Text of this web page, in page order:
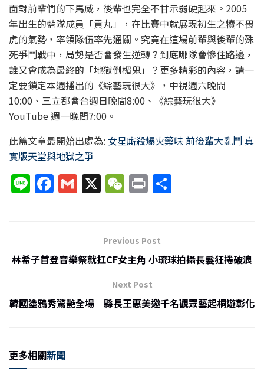
面對前輩們的下馬威，後輩也完全不甘示弱硬起來。2005
年出生的藍隊成員「貢丸」，在比賽中就展現初生之犢不畏
虎的氣勢，率領隊伍率先通關。究竟在這場前輩與後輩的殊
死爭鬥戰中，局勢是否會發生逆轉？到底哪隊會慘住路邊，
誰又會成為最終的「地獄倒楣鬼」？更多精彩的內容，請一
定要鎖定本週播出的《綜藝玩很大》，中視週六晚間
10:00、三立都會台週日晚間8:00、《綜藝玩很大》
YouTube 週一晚間7:00。
此篇文章最開始出處為: 女星廝殺爆火藥味 前後輩大亂鬥 真
實版天堂與地獄之爭
Li
n
F
a
b
o
k
G
m
X W
e
h
at
P
ri
Previous Post
林希子首登音樂祭就扛CF女主角 小琉球拍攝長髮狂捲破浪
Next Post
韓國塗鴉秀驚艷全場 縣長王惠美邀千名觀眾藝起桐遊彰化
更多相關新聞